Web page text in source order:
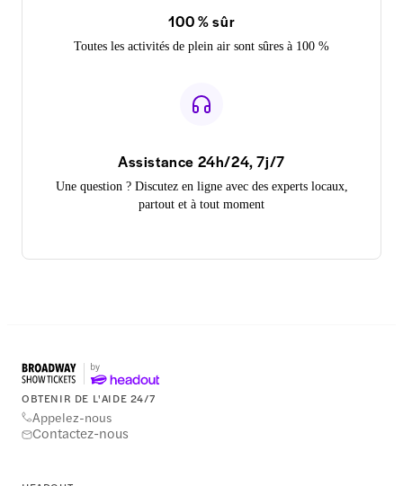
100 % sûr
Toutes les activités de plein air sont sûres à 100 %
Assistance 24h/24, 7j/7
Une question ? Discutez en ligne avec des experts locaux,
partout et à tout moment
OBTENIR DE L'AIDE 24/7
Appelez-nous
Contactez-nous